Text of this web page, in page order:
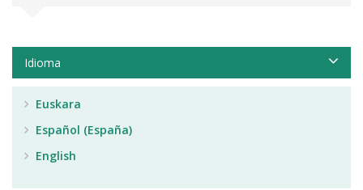
Idioma
Euskara
Español (España)
English